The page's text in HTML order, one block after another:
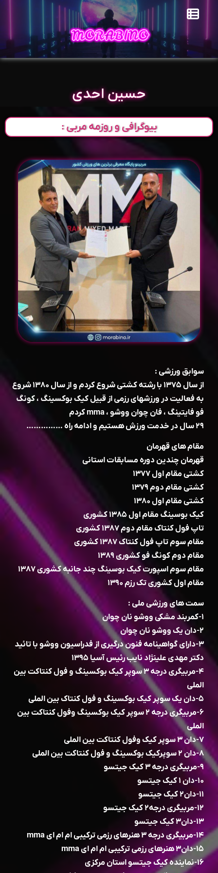
حسین احدی
بیوگرافی و روزمه مربی :
سوابق ورزشی :
از سال ۱۳۷۵ با رشته کشتی شروع کردم و از سال ۱۳۸۰ شروع
به فعالیت در ورزشهای رزمی از قبیل کیک بوکسینگ ، کونگ
فو فایتینگ ، فان چوان ووشو ، mma کردم
۲۹ سال در خدمت ورزش هستیم و ادامه راه ……………
مقام های قهرمان
قهرمان چندین دوره مسابقات استانی
کشتی مقام اول ۱۳۷۷
کشتی مقام دوم ۱۳۷۹
کشتی مقام اول ۱۳۸۰
کیک بوسینگ مقام اول ۱۳۸۵ کشوری
تاپ فول کنتاک مقام دوم ۱۳۸۷ کشوری
مقام سوم تاپ فول کنتاک ۱۳۸۷ کشوری
مقام دوم کونگ فو کشوری ۱۳۸۹
مقام سوم اسپورت کیک بوسینگ چند جانبه کشوری ۱۳۸۷
مقام اول کشوری تک رزم ۱۳۹۰
سمت های ورزشی ملی :
۱-کمربند مشکی ووشو نان چوان
۲-دان یک ووشو نان چوان
۳-دارای گواهینامه فنون درگیری از فدراسیون ووشو با تائید
دکتر مهدی علینژاد نایب رئیس آسیا ۱۳۹۵
۴-مربیگری درجه ۳ سوپر کیک بوکسینگ و فول کنتاکت بین
الملی
۵-دان یک سوپر کیک بوکسینگ و فول کنتاک بین الملی
۶-مربیگری درجه ۲ سوپر کیک بوکسینگ وفول کنتاکت بین
الملی
۷-دان ۳ سوپر کیک وفول کنتاکت بین الملی
۸-دان ۲ سوپرکیک بوکسینگ و فول کنتاکت بین الملی
۹-مربیگری درجه ۳ کیک جیتسو
۱۰-دان ۱ کیک جیتسو
۱۱-دان۲ کیک جیتسو
۱۲-مربیگری درجه۲ کیک جیتسو
۱۳-دان۳ کیک جیتسو
۱۴-مربیگری درجه ۳ هنرهای رزمی ترکیبی ام ام ای mma
۱۵-دان۳ هنرهای رزمی ترکیبی ام ام ای mma
۱۶-نماینده کیک جیتسو استان مرکزی